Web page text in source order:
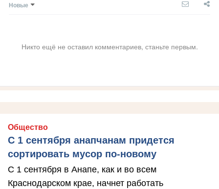
Новые
Никто ещё не оставил комментариев, станьте первым.
Общество
С 1 сентября анапчанам придется
сортировать мусор по-новому
С 1 сентября в Анапе, как и во всем
Краснодарском крае, начнет работать